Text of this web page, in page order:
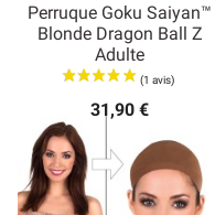
Perruque Goku Saiyan™
Blonde Dragon Ball Z
Adulte
31,90 €